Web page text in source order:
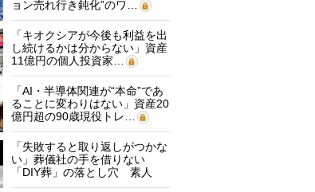
ョン売れ行き鈍化”のワ…
「キオクシアが今後も利益を出
し続けるかは分からない」資産
11億円の個人投資家…
「AI・半導体関連が“本命”であ
ることに変わりはない」資産20
億円超の90歳現役トレ…
「失敗すると取り返しがつかな
い」葬儀社の手を借りない
「DIY葬」の落とし穴 素人
に…